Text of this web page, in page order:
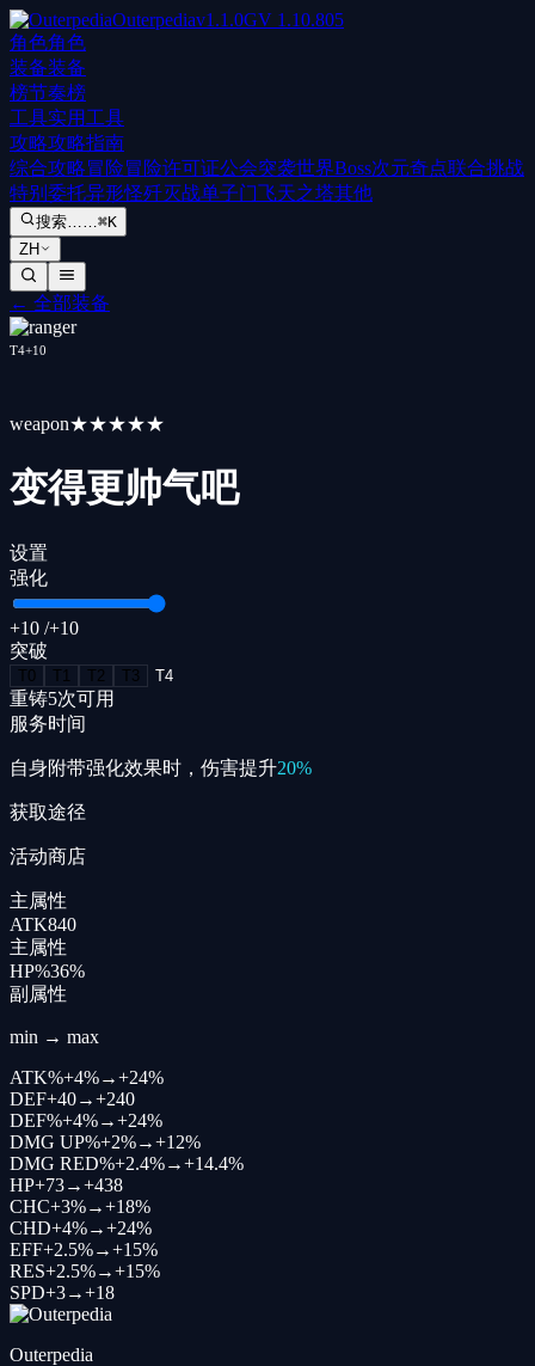
Outerpediav1.1.0GV 1.10.805
角色角色
装备装备
榜节奏榜
工具实用工具
攻略攻略指南
综合攻略冒险冒险许可证公会突袭世界Boss次元奇点联合挑战
特别委托异形怪歼灭战单子门飞天之塔其他
搜索……⌘K
ZH
← 全部装备
T4+10
weapon★★★★★
变得更帅气吧
设置
强化
+10 /+10
突破
T0 T 1 T2 T3 T4
重铸5次可用
服务时间
自身附带强化效果时，伤害提升20%
获取途径
活动商店
主属性
ATK840
主属性
HP%36%
副属性
min → max
ATK%+4%→+24%
DEF+40→+240
DEF%+4%→+24%
DMG UP%+2%→+12%
DMG RED%+2.4%→+14.4%
HP+73→+438
CHC+3%→+18%
CHD+4%→+24%
EFF+2.5%→+15%
RES+2.5%→+15%
SPD+3→+18
Outerpedia